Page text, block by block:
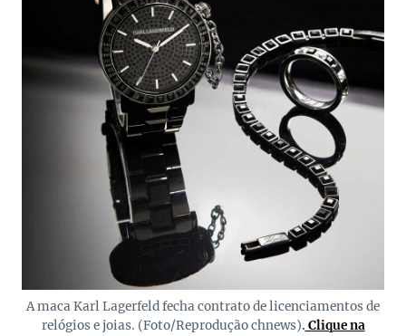
A maca Karl Lagerfeld fecha contrato de licenciamentos de
relógios e joias. (Foto/Reprodução chnews). Clique na